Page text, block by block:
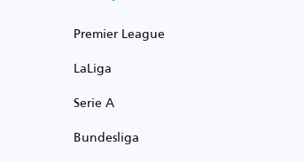
Premier League
LaLiga
Serie A
Bundesliga